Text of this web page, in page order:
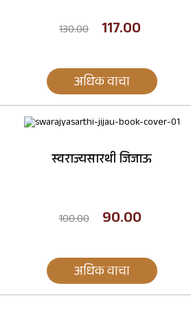
130.00 117.00
अधिक वाचा
स्वराज्यसारथी जिजाऊ
100.00 90.00
अधिक वाचा